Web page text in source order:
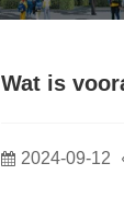
Wat is
2024-09-12